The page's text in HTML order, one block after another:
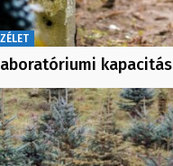
kapacitás